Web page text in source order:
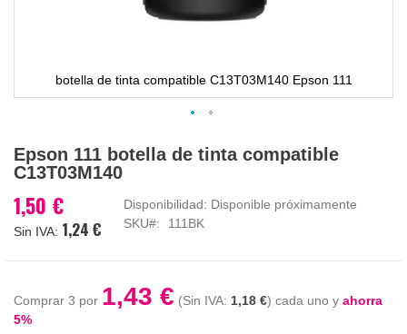
botella de tinta compatible C13T03M140 Epson 111
al
comienzo
la
galería
Epson 111 botella de tinta compatible
C13T03M140
1,50 €
1,24 €
Disponibilidad: Disponible próximamente
SKU
111BK
Comprar 3 por 1,43 € 1,18 € cada uno y ahorra
5%